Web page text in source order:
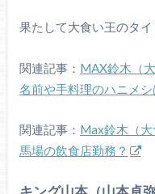
果たして大食い王のタイ
関連記事： MAX鈴木（
名前や手料理のハニメシ
関連記事： Max鈴木（
馬場の飲食店勤務？